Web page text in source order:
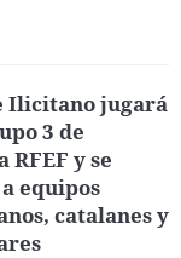
Ilicitano jugará
3 de
RFEF y se
equipos
catalanes y